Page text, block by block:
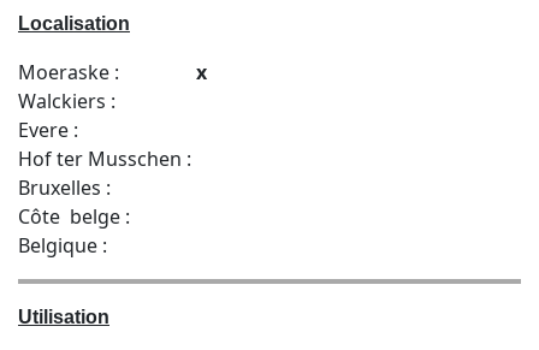
Localisation
Moeraske :
x
Walckiers :
Evere :
Hof ter Musschen :
Bruxelles :
Côte belge :
Belgique :
Utilisation